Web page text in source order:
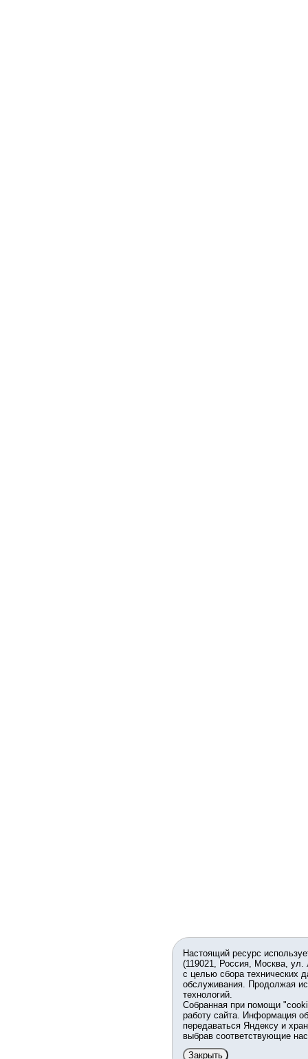
Настоящий ресурс
(119021, Россия, Москва,
с целью сбора технических
обслуживания. Продолжая
технологий.
Собранная при помощи
работу сайта. Информация
передаваться Яндексу и
выбрав соответствующие
Закрыть